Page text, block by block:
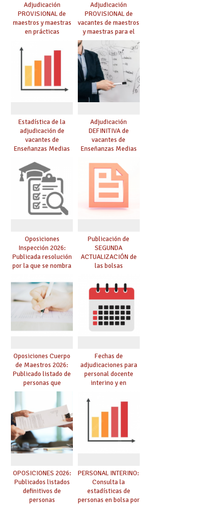
Adjudicación
PROVISIONAL de
maestros y maestras
en prácticas
Adjudicación
PROVISIONAL de
vacantes de maestros
y maestras para el
curso 26-27
Estadística de la
adjudicación de
vacantes de
Enseñanzas Medias
Adjudicación
DEFINITIVA de
vacantes de
Enseñanzas Medias
Oposiciones
Inspección 2026:
Publicada resolución
por la que se nombra
prácticas, se regulan
dichas prácticas y se
convoca acto público
de adjudicación
Publicación de
SEGUNDA
ACTUALIZACIÓN de
las bolsas
Cuerpo de Maestros
de especialidades
convocadas a
oposición
Oposiciones Cuerpo
de Maestros 2026:
Publicado listado de
personas que
adquieren nueva
especialidad
Fechas de
adjudicaciones para
personal docente
interino y en
debes saber
OPOSICIONES 2026:
Publicados listados
definitivos de
personas
PERSONAL INTERINO:
Consulta la
estadísticas de
personas en bolsa por